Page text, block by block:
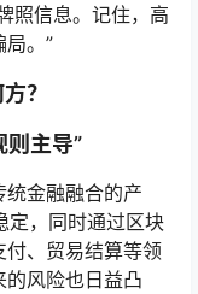
照信息。记住，高
。”
？
则主导”
金融融合的产
定，同时通过区块
、贸易结算等领
风险也日益凸